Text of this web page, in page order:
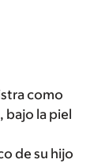
como
bajo la piel
de su hijo